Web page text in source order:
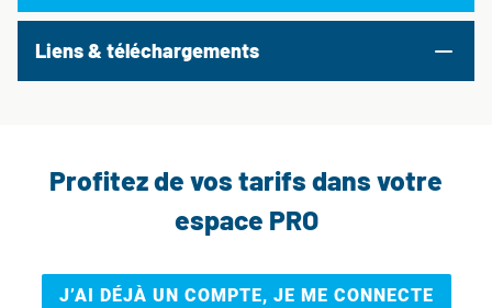
Liens & téléchargements
Profitez de vos tarifs dans votre
espace PRO
J’AI DÉJÀ UN COMPTE, JE ME CONNECTE